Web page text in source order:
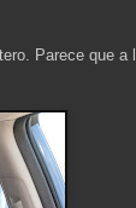
Parece que a